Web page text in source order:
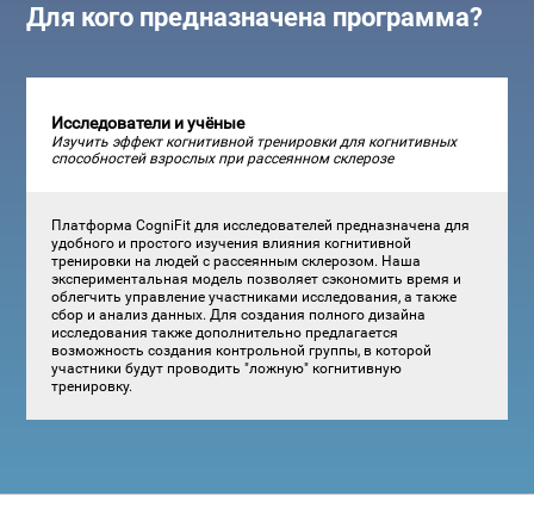
Для кого предназначена программа?
Исследователи и учёные
Изучить эффект когнитивной тренировки для когнитивных
способностей взрослых при рассеянном склерозе
Платформа CogniFit для исследователей предназначена для
удобного и простого изучения влияния когнитивной
тренировки на людей с рассеянным склерозом. Наша
экспериментальная модель позволяет сэкономить время и
облегчить управление участниками исследования, а также
сбор и анализ данных. Для создания полного дизайна
исследования также дополнительно предлагается
возможность создания контрольной группы, в которой
участники будут проводить "ложную" когнитивную
тренировку.